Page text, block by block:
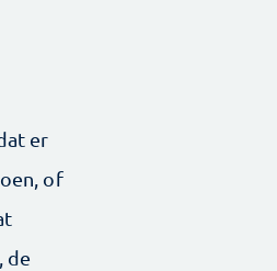
er
of
de